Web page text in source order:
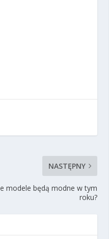
NASTĘPNY
modele będą modne w tym
roku?